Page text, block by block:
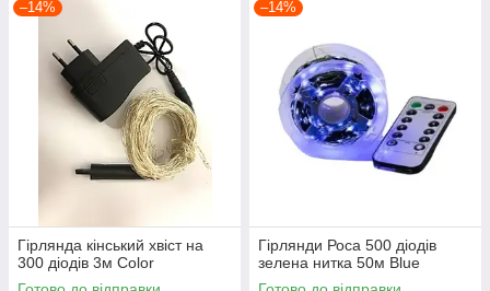
–14%
Гірлянда кінський хвіст на
300 діодів 3м Color
–14%
Гірлянди Роса 500 діодів
зелена нитка 50м Blue